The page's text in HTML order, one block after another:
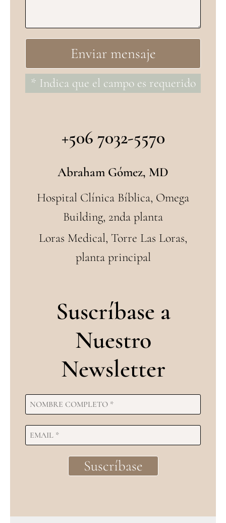
* Indica que el campo es requerido
+506 7032-5570
Abraham Gómez, MD
Hospital Clínica Bíblica, Omega
Building, 2nda planta
Loras Medical, Torre Las Loras,
planta principal
Suscríbase a
Nuestro
Newsletter